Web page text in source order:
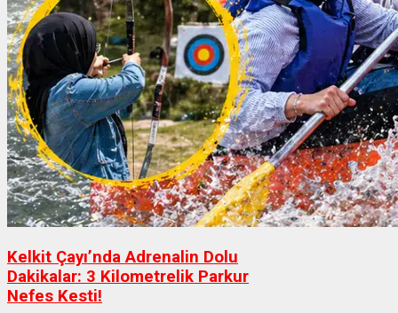
Kelkit Çayı’nda Adrenalin Dolu
Dakikalar: 3 Kilometrelik Parkur
Nefes Kesti!